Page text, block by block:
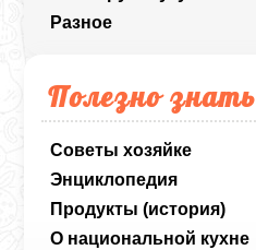
Разное
Полезно знать
Советы хозяйке
Энциклопедия
Продукты (история)
О национальной кухне